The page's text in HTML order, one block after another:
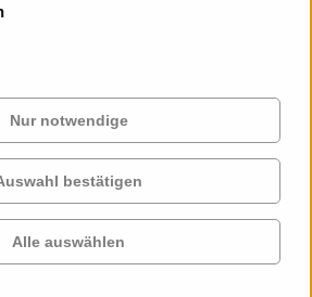
Auftraggeber
Projekte
Kontakt
Nur notwendige
bestätigen
Alle auswählen